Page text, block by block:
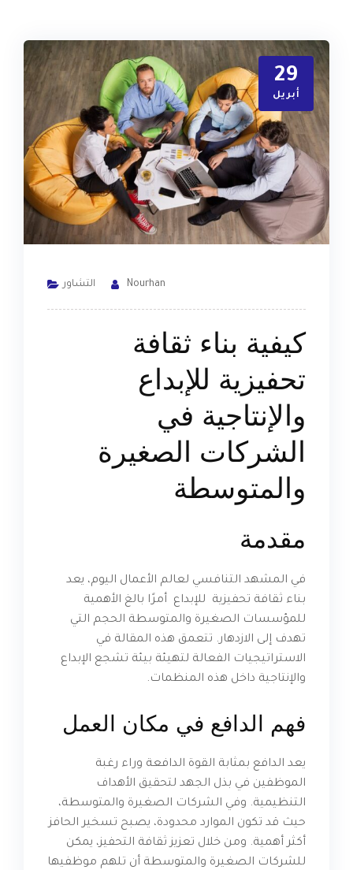
29
أبريل
Nourhan التشاور
كيفية بناء ثقافة
تحفيزية للإبداع
والإنتاجية في
الشركات الصغيرة
والمتوسطة
مقدمة
في المشهد التنافسي لعالم الأعمال اليوم، يعد
بناء ثقافة تحفيزية للإبداع أمرًا بالغ الأهمية
للمؤسسات الصغيرة والمتوسطة الحجم التي
تهدف إلى الازدهار. تتعمق هذه المقالة في
الاستراتيجيات الفعالة لتهيئة بيئة تشجع الإبداع
والإنتاجية داخل هذه المنظمات.
فهم الدافع في مكان العمل
يعد الدافع بمثابة القوة الدافعة وراء رغبة
الموظفين في بذل الجهد لتحقيق الأهداف
التنظيمية. وفي الشركات الصغيرة والمتوسطة،
حيث قد تكون الموارد محدودة، يصبح تسخير الحافز
أكثر أهمية. ومن خلال تعزيز ثقافة التحفيز، يمكن
للشركات الصغيرة والمتوسطة أن تلهم موظفيها